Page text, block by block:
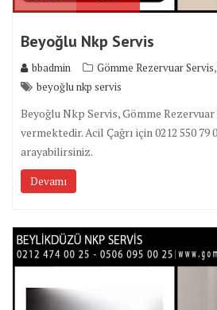
Beyoğlu Nkp Servis
bbadmin Gömme Rezervuar Servis,
beyoğlu nkp servis
Beyoğlu Nkp Servis, Gömme
vermektedir. Acil Çağrı için 0212 550
arayabilirsiniz.
Devamı